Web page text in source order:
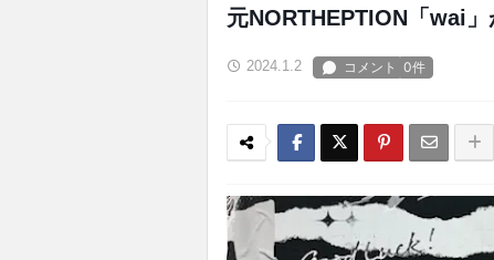
元NORTHEPTION「wai
2024.1.2